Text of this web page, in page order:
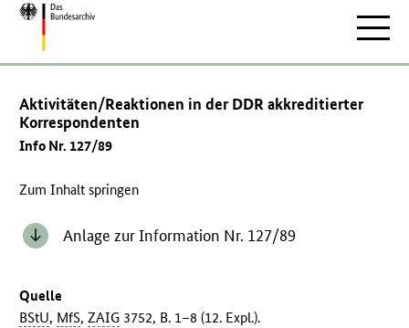
Zur
Aktivitäten/Reaktionen in der DDR akkreditierter
Korrespondenten
Info Nr. 127/89
Zum Inhalt springen
Anlage zur Information Nr. 127/89
Quelle
BStU, MfS,ZAIG 3752, B. 1–8 (12. Expl.).